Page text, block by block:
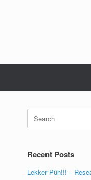
Search
for:
Recent Posts
Lekker Pûh!!! –